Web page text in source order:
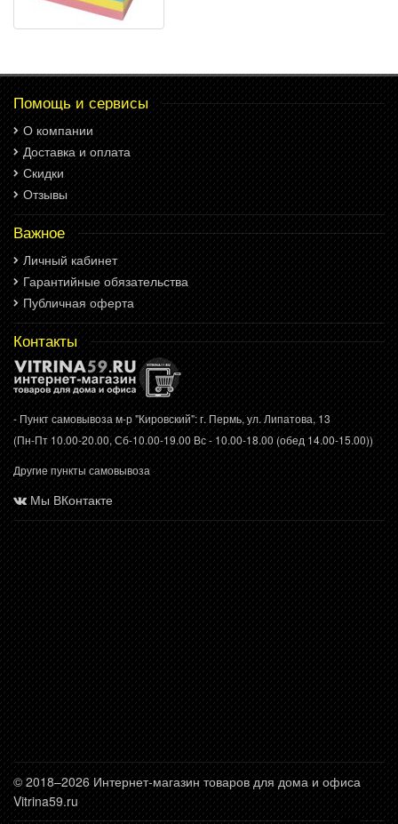
Помощь и сервисы
О компании
Доставка и оплата
Скидки
Отзывы
Важное
Личный кабинет
Гарантийные обязательства
Публичная оферта
Контакты
- Пункт самовывоза м-р "Кировский": г. Пермь, ул. Липатова, 13
(Пн-Пт 10.00-20.00, Сб-10.00-19.00 Вс - 10.00-18.00 (обед 14.00-15.00))
Другие пункты самовывоза
Мы ВКонтакте
© 2018–2026 Интернет-магазин товаров для дома и офиса
Vitrina59.ru